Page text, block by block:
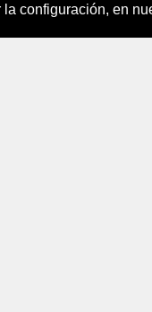
configuración, en
Fondo para el